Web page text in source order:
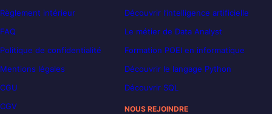
Règlement intérieur
FAQ
Politique de confidentialité
Mentions légales
CGU
CGV
Découvrir l’intelligence artificielle
Le métier de Data Analyst
Formation POEI en informatique
Découvrir le langage Python
Découvrir SQL
NOUS REJOINDRE